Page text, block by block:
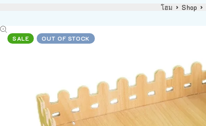
โฮม Shop
SALE OUT OF STOCK